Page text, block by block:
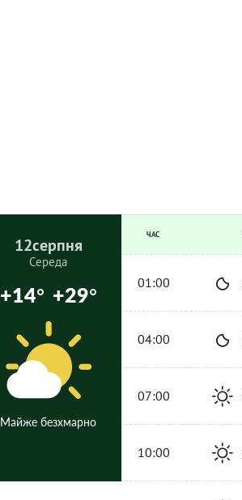
12серпня
Середа
+14° +29°
Майже безхмарно
ЧАС
01:00
04:00
07:00
10:00